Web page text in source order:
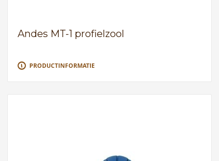
Andes MT-1 profielzool
PRODUCTINFORMATIE